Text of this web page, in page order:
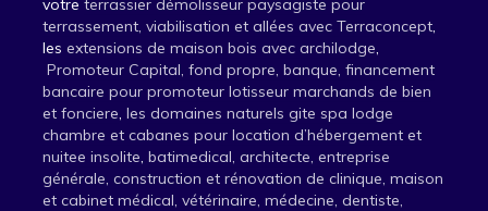
votre terrassier démolisseur paysagiste pour
terrassement, viabilisation et allées avec Terraconcept,
les extensions de maison bois avec archilodge,
Promoteur Capital, fond propre, banque, financement
bancaire pour promoteur lotisseur marchands de bien
et fonciere, les domaines naturels gite spa lodge
chambre et cabanes pour location d’hébergement et
nuitee insolite, batimedical, architecte, entreprise
générale, construction et rénovation de clinique, maison
et cabinet médical, vétérinaire, médecine, dentiste,